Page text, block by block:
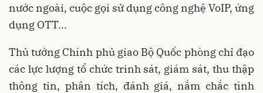
nước ngoài, cuộc gọi sử dụng công nghệ VoIP, ứng
dụng OTT...
Thủ tướng Chính phủ giao Bộ Quốc phòng chỉ đạo
các lực lượng tổ chức trinh sát, giám sát, thu thập
thông tin, phân tích, đánh giá, nắm chắc tình